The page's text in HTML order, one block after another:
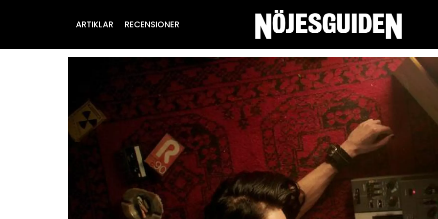
ARTIKLAR RECENSIONER